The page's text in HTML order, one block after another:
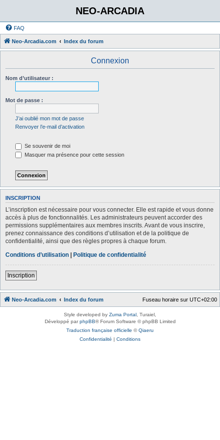
NEO-ARCADIA
FAQ
Neo-Arcadia.com Index du forum
Connexion
Nom d’utilisateur :
Mot de passe :
J’ai oublié mon mot de passe
Renvoyer l’e-mail d’activation
Se souvenir de moi
Masquer ma présence pour cette session
INSCRIPTION
L’inscription est nécessaire pour vous connecter. Elle est rapide et vous donne
accès à plus de fonctionnalités. Les administrateurs peuvent accorder des
permissions supplémentaires aux membres inscrits. Avant de vous inscrire,
prenez connaissance des conditions d’utilisation et de la politique de
confidentialité, ainsi que des règles propres à chaque forum.
Conditions d’utilisation | Politique de confidentialité
Inscription
Neo-Arcadia.com Index du forum Fuseau horaire sur UTC+02:00
Style developed by Zuma Portal , Turaiel,
Développé parphpBB® Forum Software © phpBB Limited
Traduction française officielle ©Qiaeru
Confidentialité | Conditions